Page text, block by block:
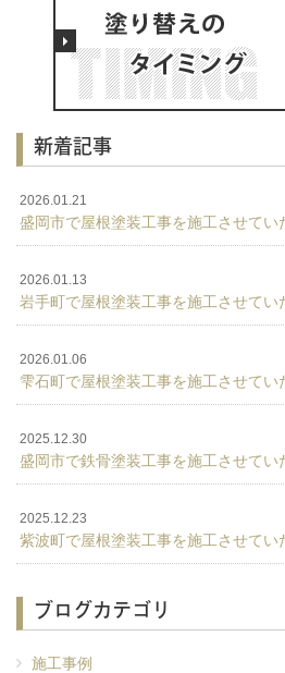
新着記事
2026.01.21
盛岡市で屋根塗装工事を施工させてい
2026.01.13
岩手町で屋根塗装工事を施工させてい
2026.01.06
雫石町で屋根塗装工事を施工させてい
2025.12.30
盛岡市で鉄骨塗装工事を施工させてい
2025.12.23
紫波町で屋根塗装工事を施工させてい
ブログカテゴリ
施工事例